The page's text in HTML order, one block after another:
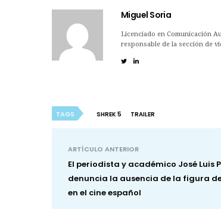
Miguel Soria
Licenciado en Comunicación
responsable de la sección de
TAGS SHREK 5 TRAILER
ARTÍCULO ANTERIOR
El periodista y académico José Luis
denuncia la ausencia de la figura
en el cine español